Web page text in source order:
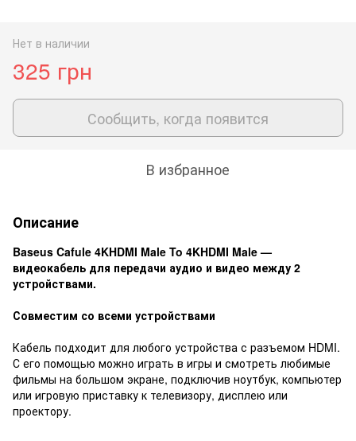
Нет в наличии
325 грн
Сообщить, когда появится
В избранное
Описание
Baseus Cafule 4KHDMI Male To 4KHDMI Male —
видеокабель для передачи аудио и видео между 2
устройствами.
Совместим со всеми устройствами
Кабель подходит для любого устройства с разъемом HDMI.
С его помощью можно играть в игры и смотреть любимые
фильмы на большом экране, подключив ноутбук, компьютер
или игровую приставку к телевизору, дисплею или
проектору.